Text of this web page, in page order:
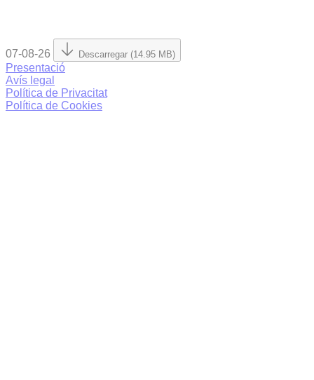
07-08-26 Descarregar (14.95 MB)
Presentació
Avís legal
Política de Privacitat
Política de Cookies